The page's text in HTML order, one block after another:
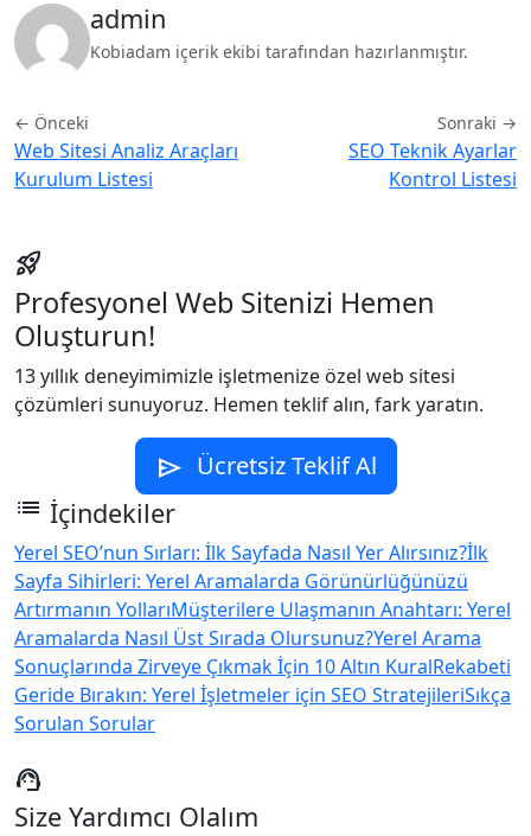
admin
Kobiadam içerik ekibi tarafından hazırlanmıştır.
← Önceki
Web Sitesi Analiz Araçları
Kurulum Listesi
Sonraki →
SEO Teknik Ayarlar
Kontrol Listesi
rocket_launch
Profesyonel Web Sitenizi Hemen
Oluşturun!
13 yıllık deneyimimizle işletmenize özel web sitesi
çözümleri sunuyoruz. Hemen teklif alın, fark yaratın.
send Ücretsiz Teklif Al
list İçindekiler
Yerel SEO’nun Sırları: İlk Sayfada Nasıl Yer Alırsınız?İlk
Sayfa Sihirleri: Yerel Aramalarda Görünürlüğünüzü
Artırmanın YollarıMüşterilere Ulaşmanın Anahtarı: Yerel
Aramalarda Nasıl Üst Sırada Olursunuz?Yerel Arama
Sonuçlarında Zirveye Çıkmak İçin 10 Altın KuralRekabeti
Geride Bırakın: Yerel İşletmeler için SEO StratejileriSıkça
Sorulan Sorular
support_agent
Size Yardımcı Olalım